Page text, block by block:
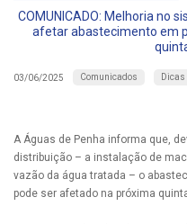
COMUNICADO: Melhoria no
afetar abastecimento em
03/06/2025 Comunicados Dicas
A Águas de Penha informa que,
distribuição – a instalação de
vazão da água tratada – o
pode ser afetado na próxima